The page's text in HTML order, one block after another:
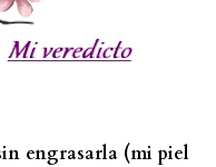
engrasarla (mi piel